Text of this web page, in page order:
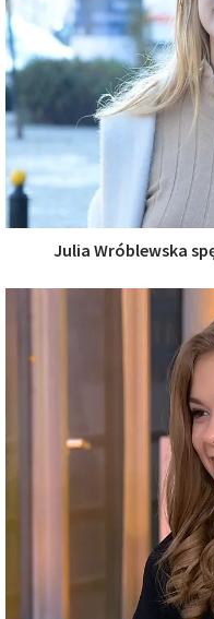
Julia Wróblewska